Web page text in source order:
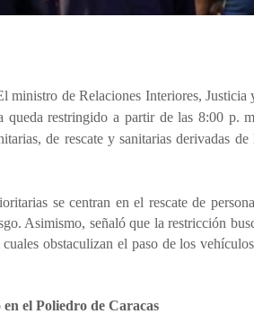
ministro de Relaciones Interiores,
queda restringido a partir de las 8:00 p.
de rescate y sanitarias derivadas
se centran en el rescate de
Asimismo, señaló que la restricción
obstaculizan el paso de los
el Poliedro de Caracas